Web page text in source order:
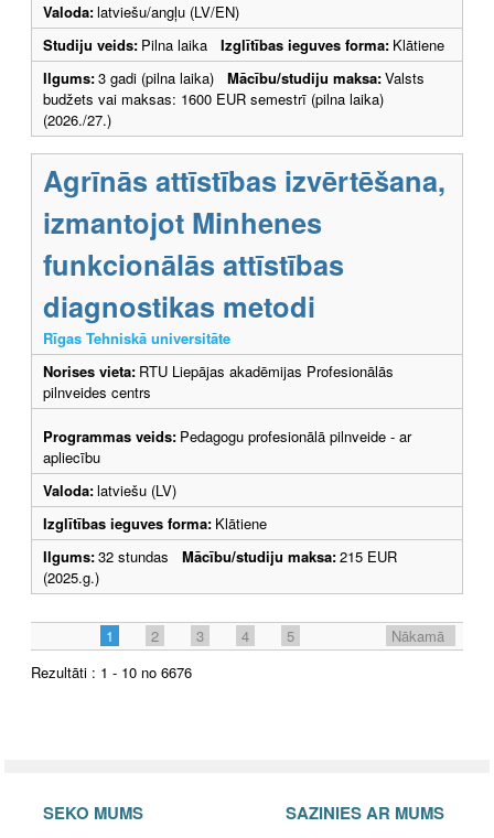
Valoda:latviešu/angļu (LV/EN)
Studiju veids: Pilna laika Izglītības ieguves forma: Klātiene
Ilgums:3 gadi (pilna laika) Mācību/studiju maksa:Valsts
budžets vai maksas: 1600 EUR semestrī (pilna laika)
(2026./27.)
Agrīnās attīstības izvērtēšana,
izmantojot Minhenes
funkcionālās attīstības
diagnostikas metodi
Rīgas Tehniskā universitāte
Norises vieta: RTU Liepājas akadēmijas Profesionālās
pilnveides centrs
Programmas veids: Pedagogu profesionālā pilnveide - ar
apliecību
Valoda:latviešu (LV)
Izglītības ieguves forma: Klātiene
Ilgums:32 stundas Mācību/studiju maksa:215 EUR
(2025.g.)
1 2 3 4 5
Nākamā
Rezultāti : 1 - 10 no 6676
SEKO MUMS SAZINIES AR MUMS